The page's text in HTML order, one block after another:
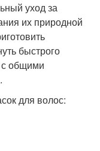
уход за
их природной
быстрого
с общими
для волос: